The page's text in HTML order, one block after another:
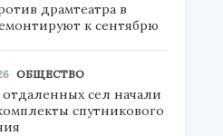
драмтеатра в
к сентябрю
ОБЩЕСТВО
сел начали
спутникового